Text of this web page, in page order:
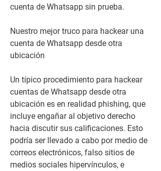
cuenta de Whatsapp sin prueba.
Nuestro mejor truco para hackear una
cuenta de Whatsapp desde otra
ubicación
Un típico procedimiento para hackear
cuentas de Whatsapp desde otra
ubicación es en realidad phishing, que
incluye engañar al objetivo derecho
hacia discutir sus calificaciones. Esto
podría ser llevado a cabo por medio de
correos electrónicos, falso sitios de
medios sociales hipervínculos, e